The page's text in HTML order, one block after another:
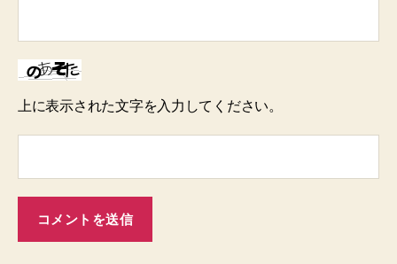
上に表示された文字を入力してください。